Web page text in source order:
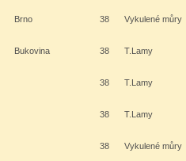
Brno 38 Vykulené můry
Bukovina 38 T.Lamy
38 T.Lamy
38 T.Lamy
38 Vykulené můry